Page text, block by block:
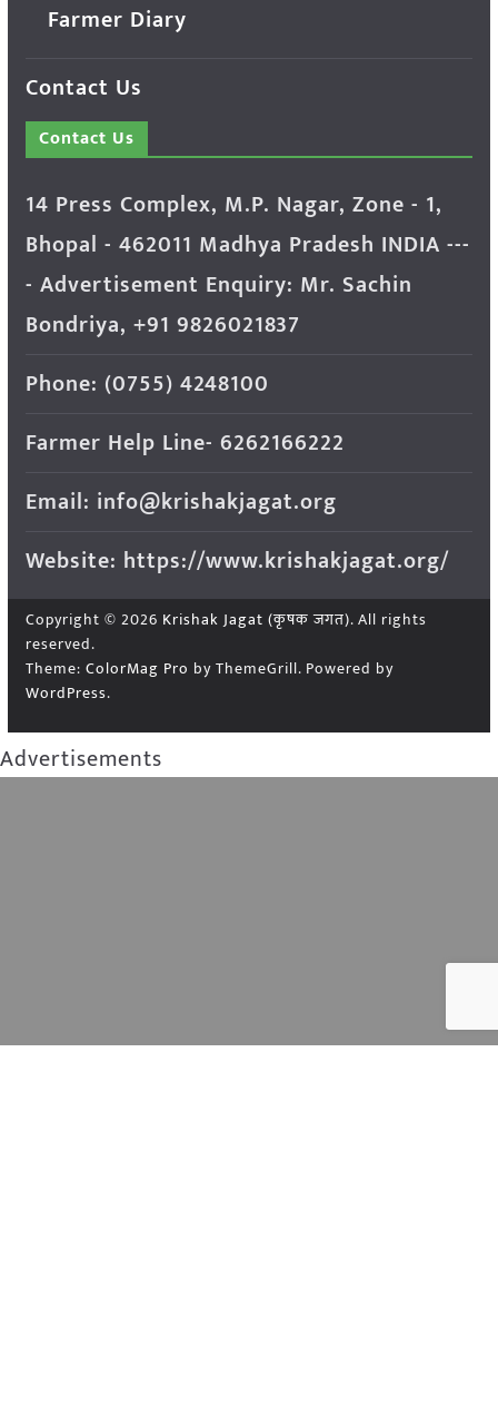
Farmer Diary
Contact Us
Contact Us
14 Press Complex, M.P. Nagar, Zone - 1,
Bhopal - 462011 Madhya Pradesh INDIA ---
- Advertisement Enquiry: Mr. Sachin
Bondriya, +91 9826021837
Phone: (0755) 4248100
Farmer Help Line- 6262166222
Email: info@krishakjagat.org
Website: https://www.krishakjagat.org/
Copyright © 2026 Krishak Jagat (कृषक जगत). All rights
reserved.
Theme: ColorMag Pro by ThemeGrill. Powered by
WordPress.
Advertisements